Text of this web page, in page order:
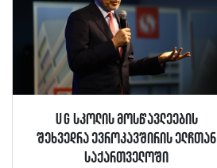
UG სკოლის მოსწავლეების
შეხვედრა ევროკავშირის ელჩთან
საქართველოში